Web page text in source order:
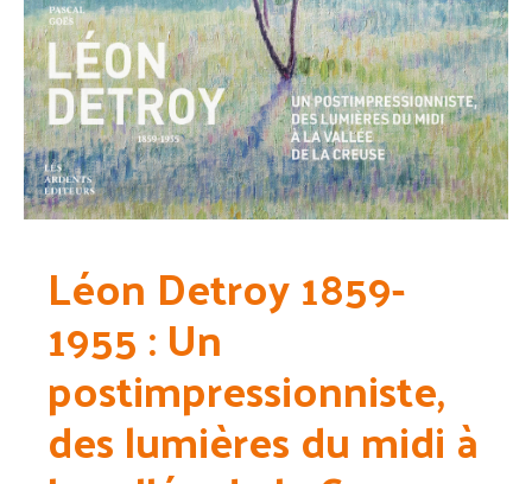
Léon Detroy 1859-
1955 : Un
postimpressionniste,
des lumières du midi à